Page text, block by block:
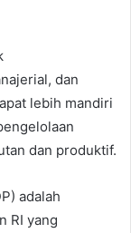
dan
lebih mandiri
dan produktif.
adalah
RI yang